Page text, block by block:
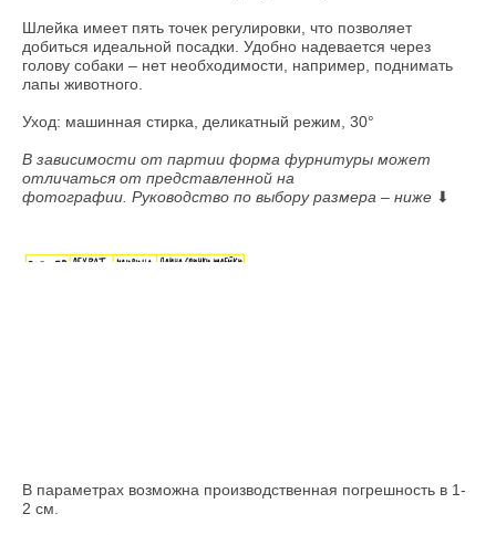
Шлейка имеет пять точек регулировки, что позволяет
добиться идеальной посадки. Удобно надевается через
голову собаки – нет необходимости, например, поднимать
лапы животного.
Уход: машинная стирка, деликатный режим, 30°
В зависимости от партии форма фурнитуры может
отличаться от представленной на
фотографии. Руководство по выбору размера – ниже ⬇
В параметрах возможна производственная погрешность в 1-
2 см.